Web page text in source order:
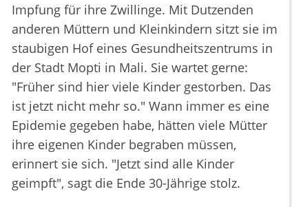
Impfung für ihre Zwillinge. Mit Dutzenden
anderen Müttern und Kleinkindern sitzt sie im
staubigen Hof eines Gesundheitszentrums in
der Stadt Mopti in Mali. Sie wartet gerne:
"Früher sind hier viele Kinder gestorben. Das
ist jetzt nicht mehr so." Wann immer es eine
Epidemie gegeben habe, hätten viele Mütter
ihre eigenen Kinder begraben müssen,
erinnert sie sich. "Jetzt sind alle Kinder
geimpft", sagt die Ende 30-Jährige stolz.